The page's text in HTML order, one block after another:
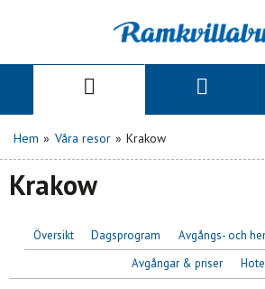
Hem » Våra resor » Krakow
Krakow
Översikt Dagsprogram Avgångs- och
Avgångar & priser